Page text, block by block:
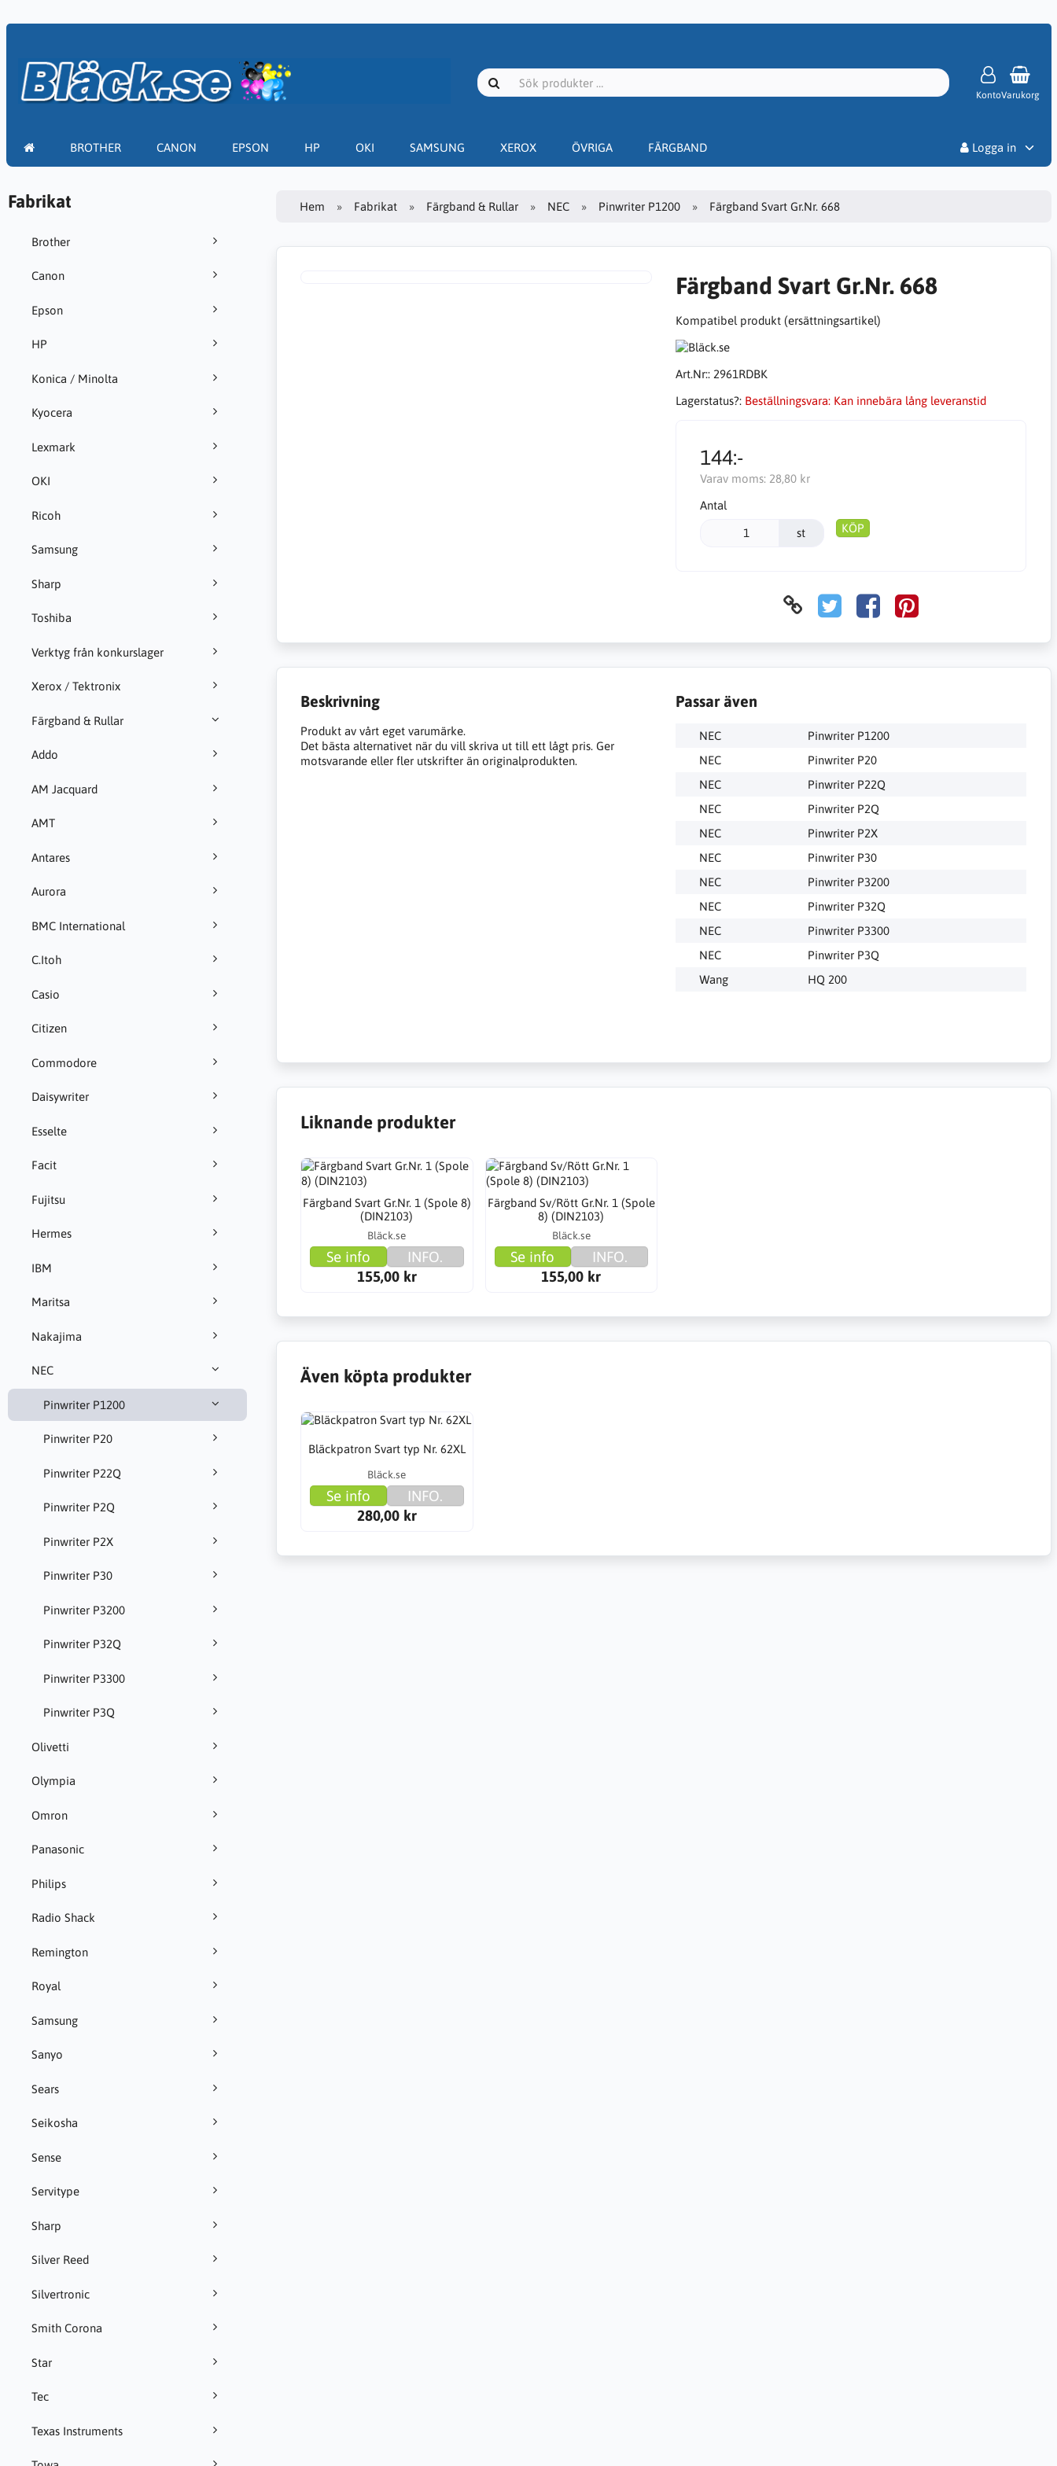
KontoVarukorg
BROTHER CANON EPSON HP OKI SAMSUNG XEROX ÖVRIGA FÄRGBAND
Logga in
Fabrikat
Brother
Canon
Epson
HP
Konica / Minolta
Kyocera
Lexmark
OKI
Ricoh
Samsung
Sharp
Toshiba
Verktyg från konkurslager
Xerox / Tektronix
Färgband & Rullar
Addo
AM Jacquard
AMT
Antares
Aurora
BMC International
C.Itoh
Casio
Citizen
Commodore
Daisywriter
Esselte
Facit
Fujitsu
Hermes
IBM
Maritsa
Nakajima
NEC
Pinwriter P1200
Pinwriter P20
Pinwriter P22Q
Pinwriter P2Q
Pinwriter P2X
Pinwriter P30
Pinwriter P3200
Pinwriter P32Q
Pinwriter P3300
Pinwriter P3Q
Olivetti
Olympia
Omron
Panasonic
Philips
Radio Shack
Remington
Royal
Samsung
Sanyo
Sears
Seikosha
Sense
Servitype
Sharp
Silver Reed
Silvertronic
Smith Corona
Star
Tec
Texas Instruments
Hem Fabrikat Färgband & Rullar NEC Pinwriter P1200 Färgband Svart Gr.Nr. 668
Färgband Svart Gr.Nr. 668
Kompatibel produkt (ersättningsartikel)
Art.Nr:: 2961RDBK
Lagerstatus?: Beställningsvara: Kan innebära lång leveranstid
144:-
Varav moms: 28,80 kr
Antal
st KÖP
Beskrivning
Produkt av vårt eget varumärke.
Det bästa alternativet när du vill skriva ut till ett lågt pris. Ger
motsvarande eller fler utskrifter än originalprodukten.
Passar även
NEC
Pinwriter P1200
NEC
Pinwriter P20
NEC
Pinwriter P22Q
NEC
Pinwriter P2Q
NEC
Pinwriter P2X
NEC
Pinwriter P30
NEC
Pinwriter P3200
NEC
Pinwriter P32Q
NEC
Pinwriter P3300
NEC
Pinwriter P3Q
Wang
HQ 200
Liknande produkter
Färgband Svart Gr.Nr. 1 (Spole 8)
(DIN2103)
Bläck.se
Se info
INFO.
155,00 kr
Färgband Sv/Rött Gr.Nr. 1 (Spole
8) (DIN2103)
Bläck.se
Se info
INFO.
155,00 kr
Även köpta produkter
Bläckpatron Svart typ Nr. 62XL
Bläck.se
Se info
INFO.
280,00 kr